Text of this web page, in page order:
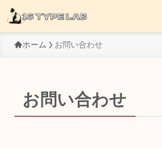
ホーム お問い合わせ
お問い合わせ